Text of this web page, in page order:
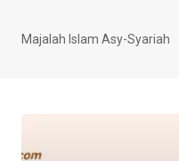
Majalah Islam Asy-Syariah